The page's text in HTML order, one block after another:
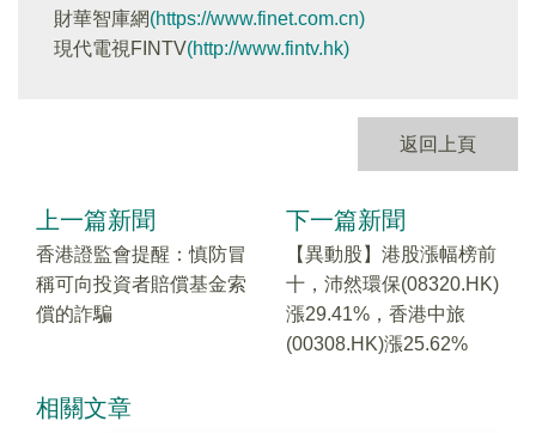
財華智庫網(https://www.finet.com.cn)
現代電視FINTV(http://www.fintv.hk)
返回上頁
上一篇新聞
香港證監會提醒：慎防冒
稱可向投資者賠償基金索
償的詐騙
下一篇新聞
【異動股】港股漲幅榜前
十，沛然環保(08320.HK)
漲29.41%，香港中旅
(00308.HK)漲25.62%
相關文章